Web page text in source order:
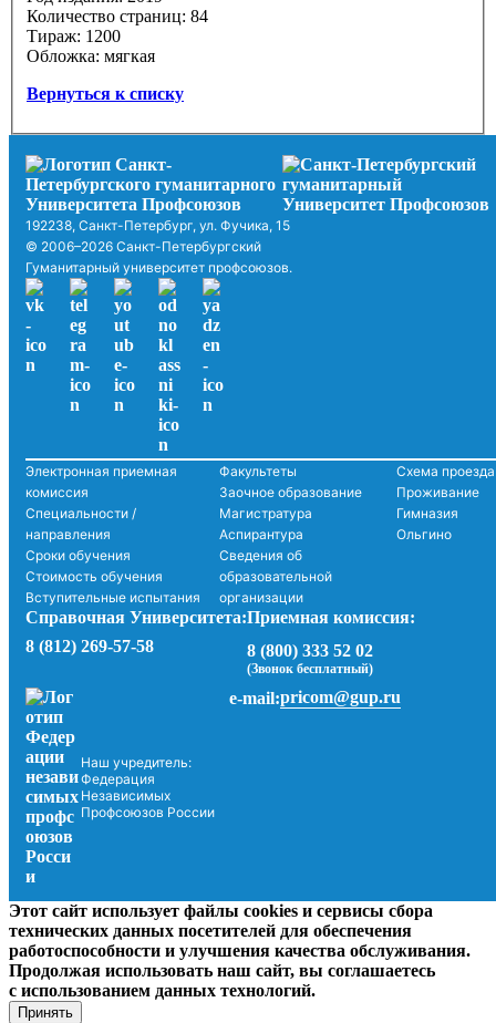
Количество страниц: 84
Тираж: 1200
Обложка: мягкая
Вернуться к списку
192238, Санкт-Петербург, ул. Фучика, 15
© 2006–2026 Санкт-Петербургский
Гуманитарный университет профсоюзов.
Электронная приемная
комиссия
Специальности /
направления
Сроки обучения
Стоимость обучения
Вступительные испытания
Факультеты
Заочное образование
Магистратура
Аспирантура
Сведения об
образовательной
организации
Схема проезда
Проживание
Гимназия
Ольгино
Справочная Университета:
8 (812) 269-57-58
Приемная комиссия:
8 (800) 333 52 02
(Звонок бесплатный)
Наш учредитель:
Федерация
Независимых
Профсоюзов России
e-mail:pricom@gup.ru
Этот сайт использует файлы cookies и сервисы сбора
технических данных посетителей для обеспечения
работоспособности и улучшения качества обслуживания.
Продолжая использовать наш сайт, вы соглашаетесь
с использованием данных технологий.
Принять